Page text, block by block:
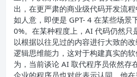
出，在更严肃的商业级代码开发流
如人意，即便是 GPT- 4 在某些场景
0%。 在某种程度上，AI 代码仍然只
以根据以往见过的内容进行大致的
逻辑思维能力，这对于构建真实的
为，当前谈论 AI 取代程序员依然存
企业的程序员也对此表示认同，他